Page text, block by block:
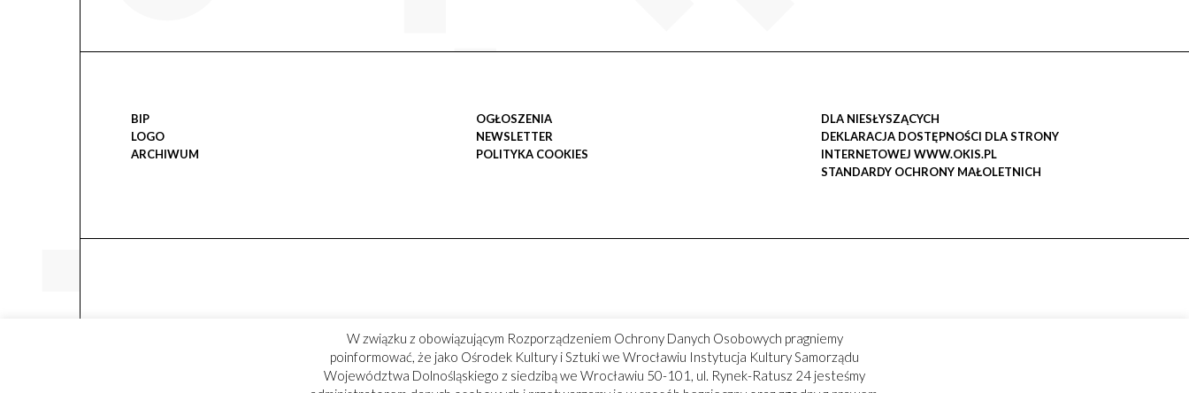
BIP
LOGO
ARCHIWUM
OGŁOSZENIA
NEWSLETTER
POLITYKA COOKIES
DLA NIESŁYSZĄCYCH
DEKLARACJA DOSTĘPNOŚCI DLA STRONY
INTERNETOWEJ WWW.OKIS.PL
STANDARDY OCHRONY MAŁOLETNICH
W związku z obowiązującym Rozporządzeniem Ochrony Danych Osobowych pragniemy
poinformować, że jako Ośrodek Kultury i Sztuki we Wrocławiu Instytucja Kultury Samorządu
Województwa Dolnośląskiego z siedzibą we Wrocławiu 50-101, ul. Rynek-Ratusz 24 jesteśmy